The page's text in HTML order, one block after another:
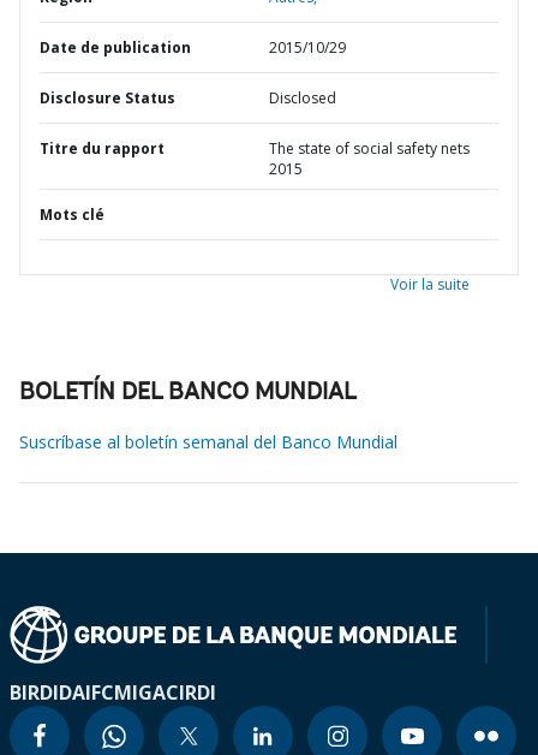
Date de publication 2015/10/29
Disclosure Status Disclosed
Titre du rapport
The state of social safety nets
2015
Mots clé
Voir la suite
BOLETÍN DEL BANCO MUNDIAL
Suscríbase al boletín semanal del Banco Mundial
BIRDIDAIFCMIGACIRDI